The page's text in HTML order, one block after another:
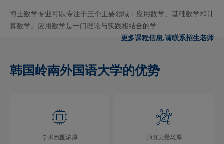
博士数学专业可以专注于三个主要领域：应用数学、基础数学和计
算数学。应用数学是一门理论与实践相结合的学
更多课程信息,请联系招生老师
韩国岭南外国语大学的优势
学术氛围浓厚 师资力量雄厚